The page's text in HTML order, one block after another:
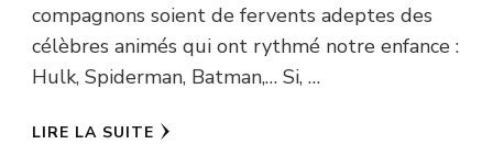
compagnons soient de fervents adeptes des
célèbres animés qui ont rythmé notre enfance :
Hulk, Spiderman, Batman,… Si, …
LIRE LA SUITE